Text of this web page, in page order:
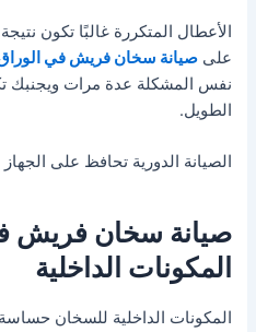
الأعطال المتكررة غالبًا تكون
علىصيانة سخان فريش في
نفس المشكلة عدة مرات ويجنبك
الطويل.
الصيانة الدورية تحافظ على
صيانة سخان فريش
المكونات الداخلية
المكونات الداخلية للسخان